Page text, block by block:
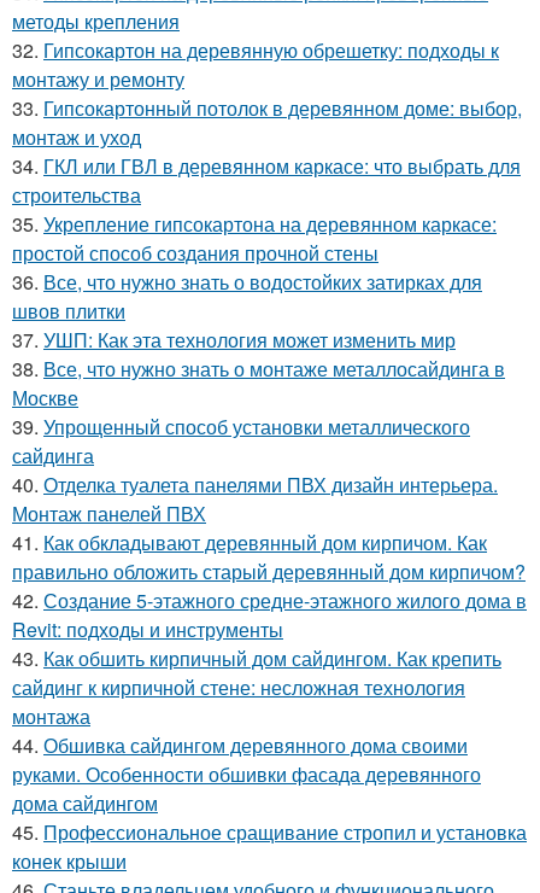
методы крепления
32. Гипсокартон на деревянную обрешетку: подходы к
монтажу и ремонту
33. Гипсокартонный потолок в деревянном доме: выбор,
монтаж и уход
34. ГКЛ или ГВЛ в деревянном каркасе: что выбрать для
строительства
35. Укрепление гипсокартона на деревянном каркасе:
простой способ создания прочной стены
36. Все, что нужно знать о водостойких затирках для
швов плитки
37. УШП: Как эта технология может изменить мир
38. Все, что нужно знать о монтаже металлосайдинга в
Москве
39. Упрощенный способ установки металлического
сайдинга
40. Отделка туалета панелями ПВХ дизайн интерьера.
Монтаж панелей ПВХ
41. Как обкладывают деревянный дом кирпичом. Как
правильно обложить старый деревянный дом кирпичом?
42. Создание 5-этажного средне-этажного жилого дома в
Revit: подходы и инструменты
43. Как обшить кирпичный дом сайдингом. Как крепить
сайдинг к кирпичной стене: несложная технология
монтажа
44. Обшивка сайдингом деревянного дома своими
руками. Особенности обшивки фасада деревянного
дома сайдингом
45. Профессиональное сращивание стропил и установка
конек крыши